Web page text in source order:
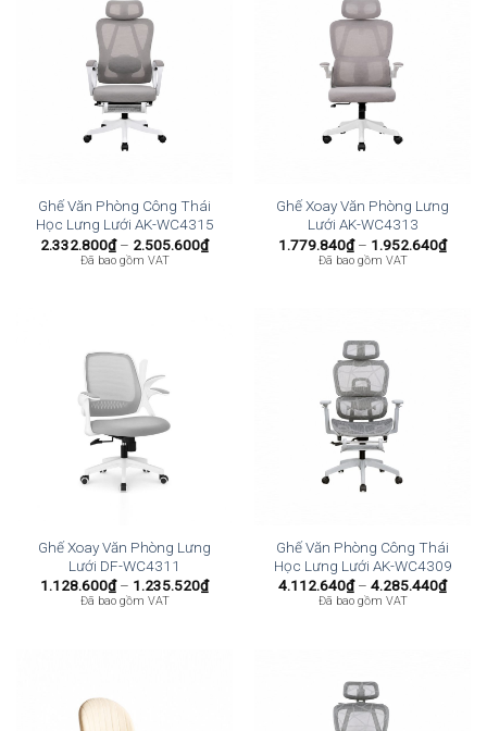
Ghế Văn Phòng Công Thái
Học Lưng Lưới AK-WC4315
2.332.800₫ – 2.505.600₫Khoảng
giá:
Đã bao gồm VAT
Ghế Xoay Văn Phòng Lưng
Lưới AK-WC4313
1.779.840₫ – 1.952.640₫
giá:
Đã bao gồm VAT
Ghế Xoay Văn Phòng Lưng
Lưới DF-WC4311
1.128.600₫ – 1.235.520₫Khoảng
giá:
Đã bao gồm VAT
Ghế Văn Phòng Công Thái
Học Lưng Lưới AK-WC4309
4.112.640₫ – 4.285.440₫
giá:
Đã bao gồm VAT